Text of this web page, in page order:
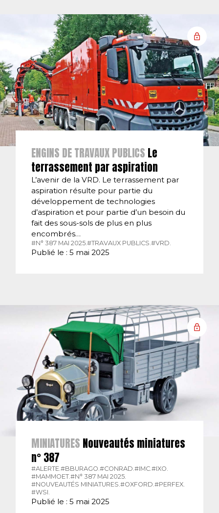
ENGINS DE TRAVAUX PUBLICS Le
terrassement par aspiration
L’avenir de la VRD. Le terrassement par
aspiration résulte pour partie du
développement de technologies
d’aspiration et pour partie d’un besoin du
fait des sous-sols de plus en plus
encombrés…
#N° 387 MAI 2025. #TRAVAUX PUBLICS. #VRD.
Publié le : 5 mai 2025
MINIATURES Nouveautés miniatures
n° 387
#ALERTE.#BBURAGO.#CONRAD.#IMC.#IXO.
#MAMMOET.#N° 387 MAI 2025.
#NOUVEAUTÉS MINIATURES.#OXFORD.#PERFEX.
#WSI.
Publié le : 5 mai 2025